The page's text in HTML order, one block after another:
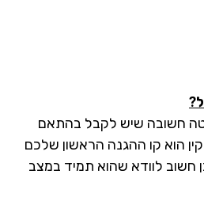
שיש לקבל בהתאם
קו ההגנה הראשון שלכם
לוודא שהוא תמיד במצב